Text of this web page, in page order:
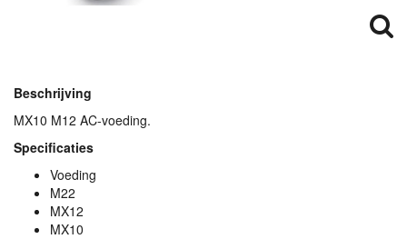
Beschrijving
MX10 M12 AC-voeding.
Specificaties
Voeding
M22
MX12
MX10